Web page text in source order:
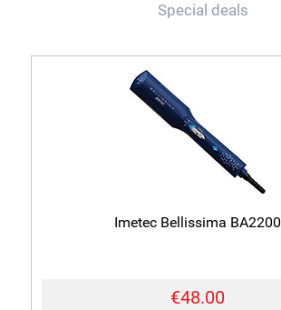
Special deals
Imetec Bellissima BA2200
€48.00